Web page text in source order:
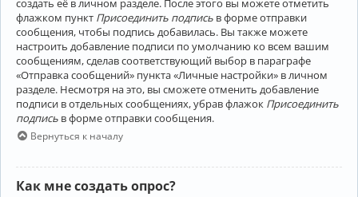
флажком пункт Присоединить подпись в форме отправки
сообщения, чтобы подпись добавилась. Вы также можете
настроить добавление подписи по умолчанию ко всем вашим
сообщениям, сделав соответствующий выбор в параграфе
«Отправка сообщений» пункта «Личные настройки» в личном
разделе. Несмотря на это, вы сможете отменить добавление
подписи в отдельных сообщениях, убрав флажок Присоединить
подпись в форме отправки сообщения.
Вернуться к началу
Как мне создать опрос?